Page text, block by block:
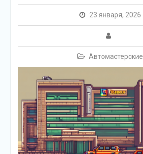
23 января, 2026
Автомастерские